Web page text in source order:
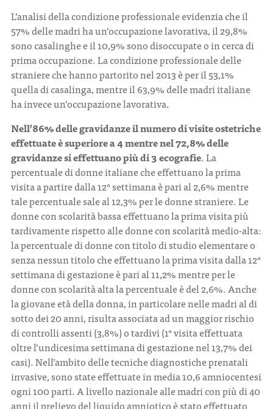
L’analisi della condizione professionale evidenzia che il
57% delle madri ha un’occupazione lavorativa, il 29,8%
sono casalinghe e il 10,9% sono disoccupate o in cerca di
prima occupazione. La condizione professionale delle
straniere che hanno partorito nel 2013 è per il 53,1%
quella di casalinga, mentre il 63,9% delle madri italiane
ha invece un’occupazione lavorativa.
Nell’86% delle gravidanze il numero di visite ostetriche
effettuate è superiore a 4 mentre nel 72,8% delle
gravidanze si effettuano più di 3 ecografie. La
percentuale di donne italiane che effettuano la prima
visita a partire dalla 12° settimana è pari al 2,6% mentre
tale percentuale sale al 12,3% per le donne straniere. Le
donne con scolarità bassa effettuano la prima visita più
tardivamente rispetto alle donne con scolarità medio-alta:
la percentuale di donne con titolo di studio elementare o
senza nessun titolo che effettuano la prima visita dalla 12°
settimana di gestazione è pari al 11,2% mentre per le
donne con scolarità alta la percentuale è del 2,6%. Anche
la giovane età della donna, in particolare nelle madri al di
sotto dei 20 anni, risulta associata ad un maggior rischio
di controlli assenti (3,8%) o tardivi (1° visita effettuata
oltre l’undicesima settimana di gestazione nel 13,7% dei
casi). Nell’ambito delle tecniche diagnostiche prenatali
invasive, sono state effettuate in media 10,6 amniocentesi
ogni 100 parti. A livello nazionale alle madri con più di 40
anni il prelievo del liquido amniotico è stato effettuato